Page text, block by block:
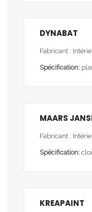
DYNABAT
Fabricant :
Spécification:
MAARS
Fabricant :
Spécification:
KREAPAINT